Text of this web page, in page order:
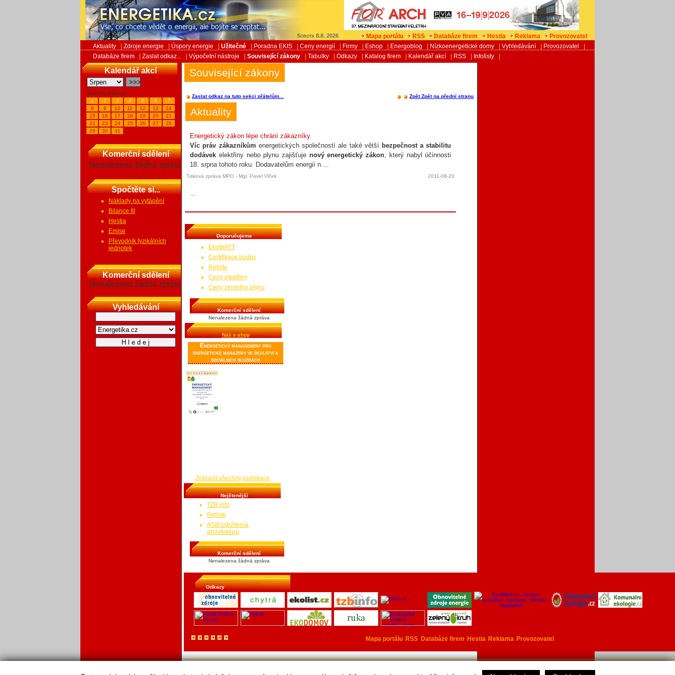
Sobota 8.8. 2026 Mapa portálu RSS Databáze firem Hestia Reklama
Provozovatel
Aktuality
Zdroje energie Úspory energie Užitečné Poradna EKIS Ceny energií Firmy Eshop Energoblog Nízkoenergetické domy Vyhledávání Provozovatel
Databáze firem
Zaslat odkaz... Výpočetní nástroje Související zákony Tabulky Odkazy Katalog firem Kalendář akcí RSS Infolisty
Kalendář akcí
Veletrhy, Výstavy...
1
2 3 4 5 6
7
8
9 10 11 12 13
14
15
16 17 18 19 20
21
22
23 24 25 26 27
28
29
30 31
Komerční sdělení
Nenalezena žádná zpráva
Spočtěte si...
Náklady na vytápění
Bilance III
Hestia
Emise
Převodník fyzikálních
jednotek
Komerční sdělení
Nenalezena žádná zpráva
Vyhledávání
Související zákony
Zaslat odkaz na tuto sekci přátelům... ZpětZpět na přední stranu
Aktuality
Energetický zákon lépe chrání zákazníky
Víc práv zákazníkům energetických společností ale také větší bezpečnost a stabilitu
dodávek elektřiny nebo plynu zajišťuje nový energetický zákon, který nabyl účinnosti
18. srpna tohoto roku. Dodavatelům energií n ...
Tisková zpráva MPO - Mgr. Pavel Vlček 2011-08-20
...
Doporučujeme
EkoWATT
Certifikace budov
Refsite
Ceny elektřiny
Ceny zemního plynu
Komerční sdělení
Nenalezena žádná zpráva
Náš e-shop
Energetický management pro
energetické manažery ve školství a
sociálních službách
Zobrazit všechny publikace
Nejčtenější
TZB info
Refsite
ASB Udržitelná
architektura
Komerční sdělení
Nenalezena žádná zpráva
Odkazy
Mapa portálu RSS Databáze firem Hestia Reklama Provozovatel